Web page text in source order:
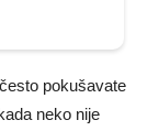
pokušavate
neko nije